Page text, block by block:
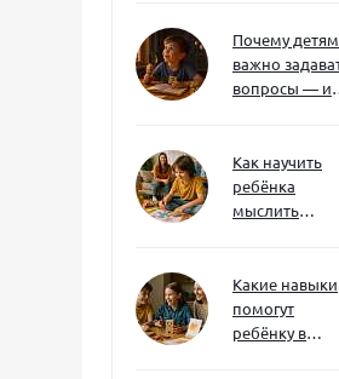
Почему детям
важно
вопросы — и
Как научить
ребёнка
мыслить
сложностей
Какие навыки
помогут
ребёнку в